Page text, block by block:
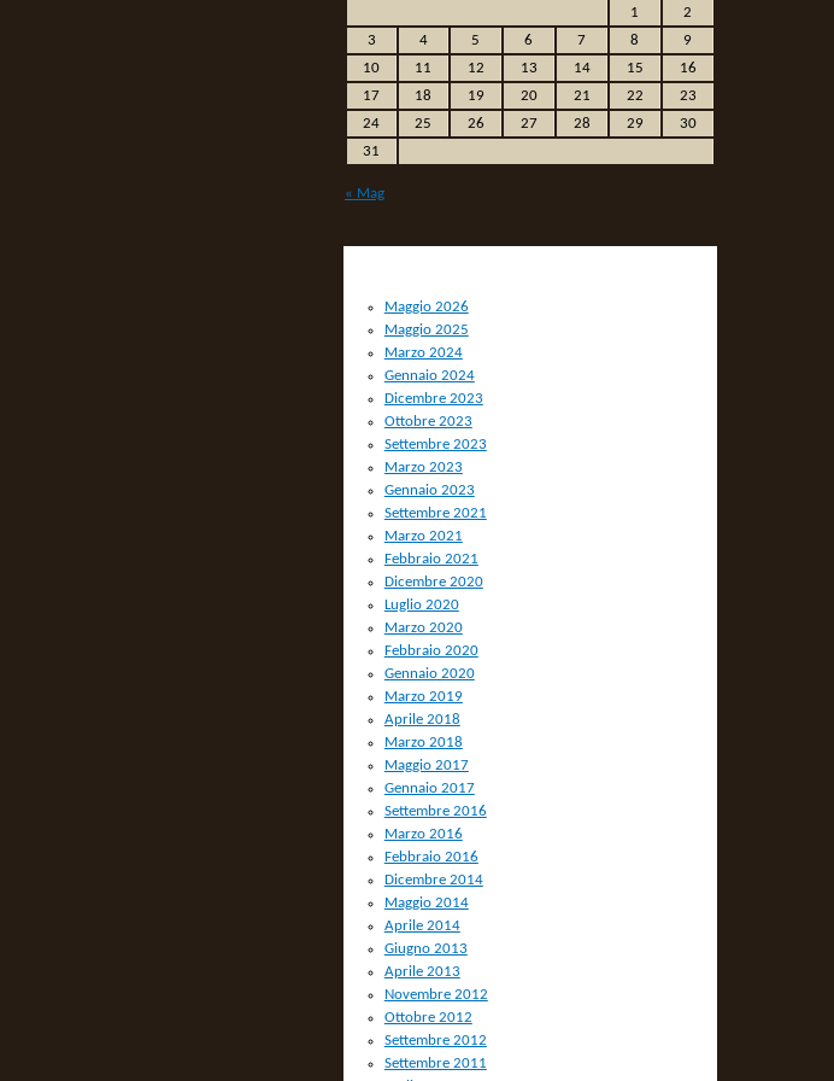
1
2
3
4 5 6 7 8
9
10
11 12 13 14 15
16
17
18 19 20 21 22
23
24
25 26 27 28 29
30
31
« Mag
Maggio 2026
Maggio 2025
Marzo 2024
Gennaio 2024
Dicembre 2023
Ottobre 2023
Settembre 2023
Marzo 2023
Gennaio 2023
Settembre 2021
Marzo 2021
Febbraio 2021
Dicembre 2020
Luglio 2020
Marzo 2020
Febbraio 2020
Gennaio 2020
Marzo 2019
Aprile 2018
Marzo 2018
Maggio 2017
Gennaio 2017
Settembre 2016
Marzo 2016
Febbraio 2016
Dicembre 2014
Maggio 2014
Aprile 2014
Giugno 2013
Aprile 2013
Novembre 2012
Ottobre 2012
Settembre 2012
Settembre 2011